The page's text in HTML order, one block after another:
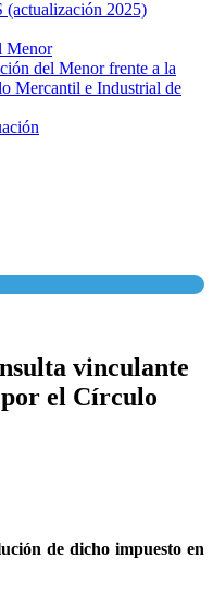
2025)
Menor
del Menor frente a la
Mercantil e Industrial de
vinculante
el Círculo
de dicho impuesto en